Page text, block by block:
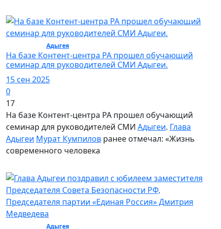
Адыгея
На базе Контент-центра РА прошел обучающий
семинар для руководителей СМИ Адыгеи.
15 сен 2025
0
17
На базе Контент-центра РА прошел обучающий
семинар для руководителей СМИ Адыгеи. Глава
Адыгеи Мурат Кумпилов ранее отмечал: «Жизнь
современного человека
Адыгея